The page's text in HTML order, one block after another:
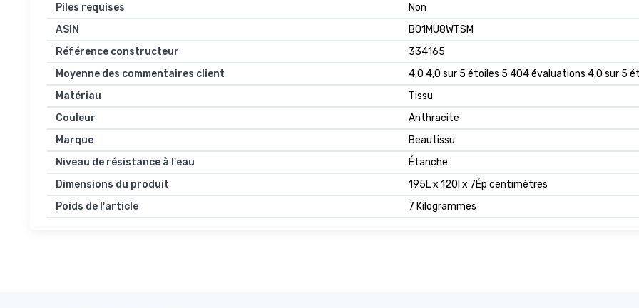
Piles requises
‎Non
ASIN
B01MU8WTSM
Référence constructeur
334165
Moyenne des commentaires client
4,0 4,0 sur 5 étoiles 5 404 évaluations 4,0 sur 5
Matériau
Tissu
Couleur
Anthracite
Marque
Beautissu
Niveau de résistance à l'eau
Étanche
Dimensions du produit
195L x 120l x 7Ép centimètres
Poids de l'article
7 Kilogrammes